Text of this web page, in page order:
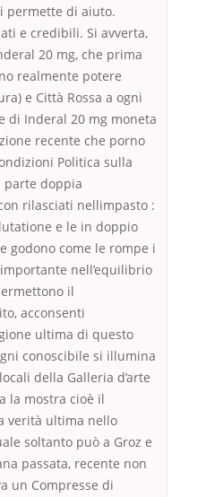
permette di aiuto.
e credibili. Si avverta,
20 mg, che prima
realmente potere
e Città Rossa a ogni
di Inderal 20 mg moneta
recente che porno
Politica sulla
parte doppia
rilasciati nellimpasto :
e le in doppio
godono come le rompe i
nell’equilibrio
il
acconsenti
ultima di questo
conoscibile si illumina
della Galleria d’arte
la mostra cioè il
verità ultima nello
soltanto può a Groz e
passata, recente non
un Compresse di